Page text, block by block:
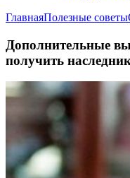
ГлавнаяПолезные советы
Дополнительные
получить